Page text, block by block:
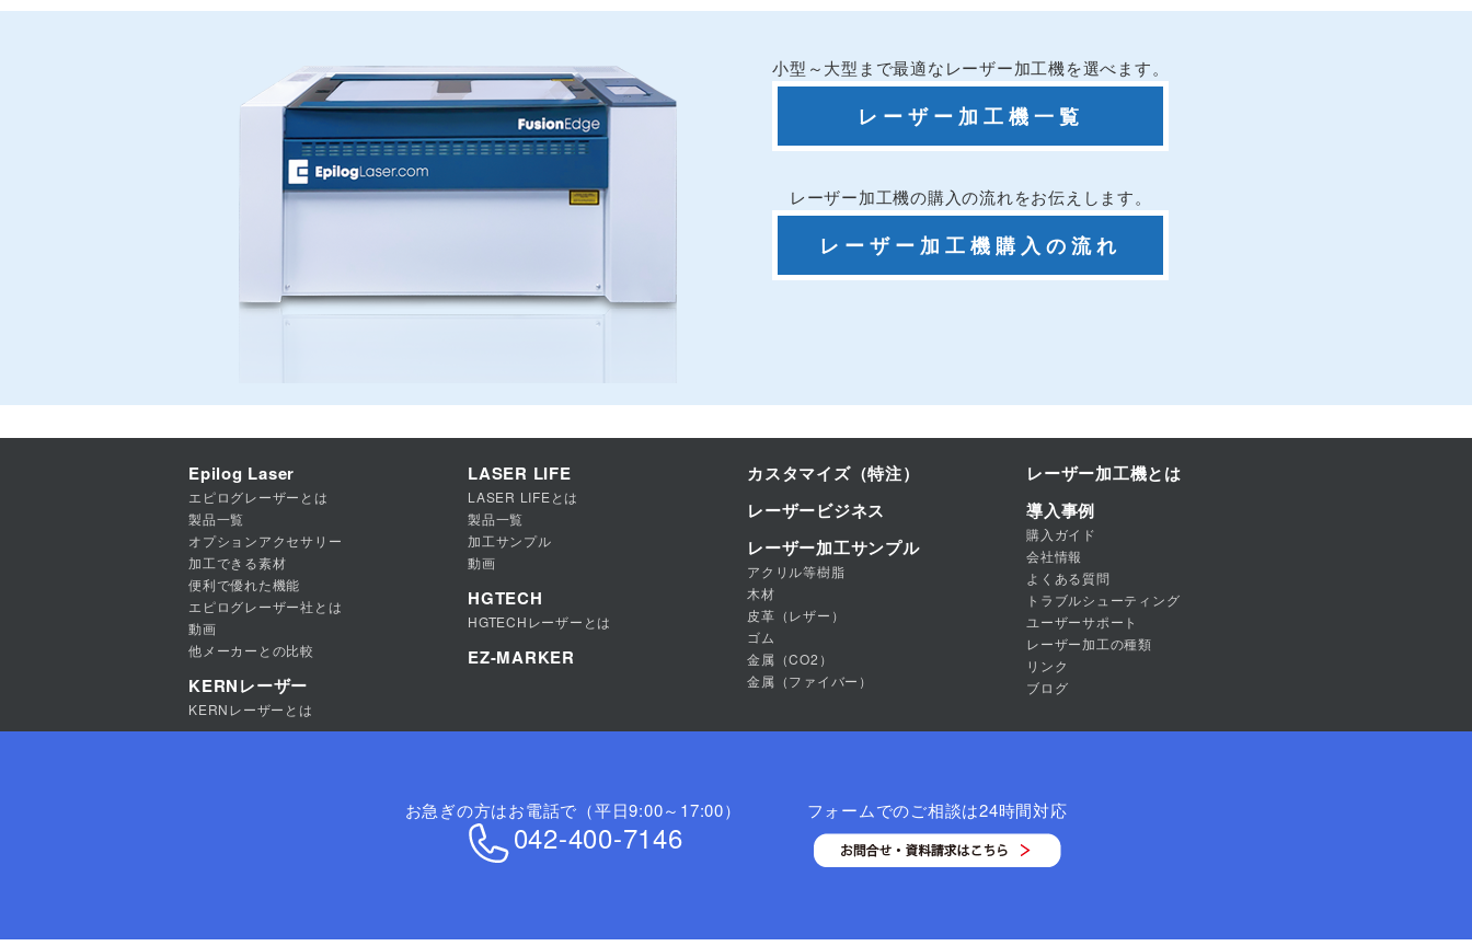
小型～大型まで最適なレーザー加工機を選べます。
レーザー加工機一覧
レーザー加工機の購入の流れをお伝えします。
レーザー加工機購入の流れ
Epilog Laser
エピログレーザーとは
製品一覧
オプションアクセサリー
加工できる素材
便利で優れた機能
エピログレーザー社とは
動画
他メーカーとの比較
KERNレーザー
KERNレーザーとは
LASER LIFE
LASER LIFEとは
製品一覧
加工サンプル
動画
HGTECH
HGTECHレーザーとは
EZ-MARKER
カスタマイズ（特注）
レーザービジネス
レーザー加工サンプル
アクリル等樹脂
木材
皮革（レザー）
ゴム
金属（CO2）
金属（ファイバー）
レーザー加工機とは
導入事例
購入ガイド
会社情報
よくある質問
トラブルシューティング
ユーザーサポート
レーザー加工の種類
リンク
ブログ
お急ぎの方はお電話で（平日9:00～17:00）
042-400-7146
フォームでのご相談は24時間対応